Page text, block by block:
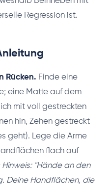
Regression ist.
Rücken. Finde eine
eine Matte auf dem
mit voll gestreckten
hin, Zehen gestreckt
geht). Lege die Arme
flach auf
Hinweis: "Hände an den
Deine Handflächen, die